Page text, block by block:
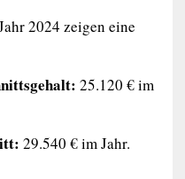
2024 zeigen eine
25.120 € im
29.540 € im Jahr.